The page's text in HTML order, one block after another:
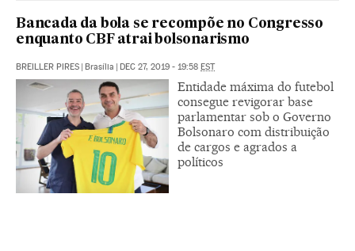
Bancada da bola se recompõe no Congresso
enquanto CBF atrai bolsonarismo
BREILLER PIRES | Brasília | DEC 27, 2019 - 19:58 EST
Entidade máxima do futebol
consegue revigorar base
parlamentar sob o Governo
Bolsonaro com distribuição
de cargos e agrados a
políticos